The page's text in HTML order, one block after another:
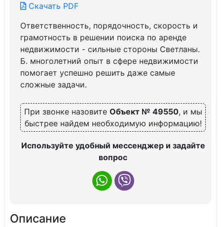
Скачать PDF
Ответственность, порядочность, скорость и
грамотность в решении поиска по аренде
недвижимости - сильные стороны Светланы.
Б. многолетний опыт в сфере недвижимости
помогает успешно решить даже самые
сложные задачи.
При звонке назовите Объект № 49550, и мы
быстрее найдем необходимую информацию!
Используйте удобный мессенджер и задайте
вопрос
Описание